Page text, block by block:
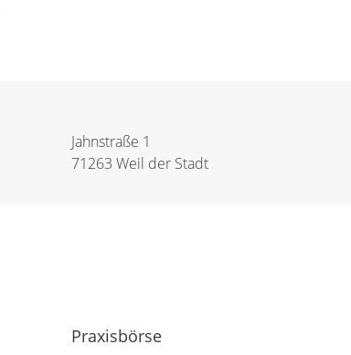
Jahnstraße 1
71263 Weil der Stadt
Praxisbörse